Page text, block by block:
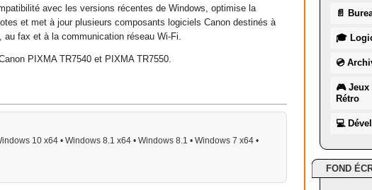
avec les versions récentes de Windows, optimise la
et met à jour plusieurs composants logiciels Canon destinés à
au fax et à la communication réseau Wi-Fi.
PIXMA TR7540 et PIXMA TR7550.
10 x64 • Windows 8.1 x64 • Windows 8.1 • Windows 7 x64 •
📄
🎓
💿
🎮 Jeux
Rétro
💻
FOND